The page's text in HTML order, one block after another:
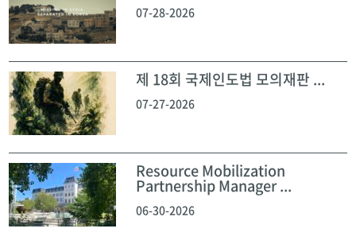
07-28-2026
제 18회 국제인도법 모의재판 ...
07-27-2026
Resource Mobilization
Partnership Manager ...
06-30-2026